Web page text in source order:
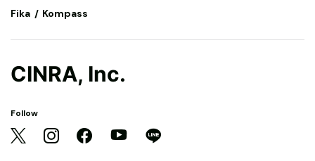
Fika Kompass
CINRA, Inc.
Follow